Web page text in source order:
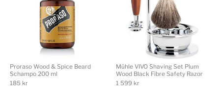
Proraso Wood & Spice Beard
Schampo 200 ml
185 kr
Mühle VIVO Shaving Set Plum
Wood Black Fibre Safety Razor
1 599 kr